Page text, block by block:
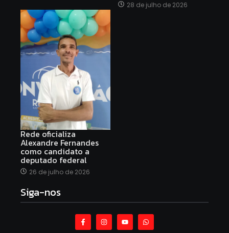
28 de julho de 2026
Rede oficializa
Alexandre Fernandes
como candidato a
deputado federal
26 de julho de 2026
Siga-nos